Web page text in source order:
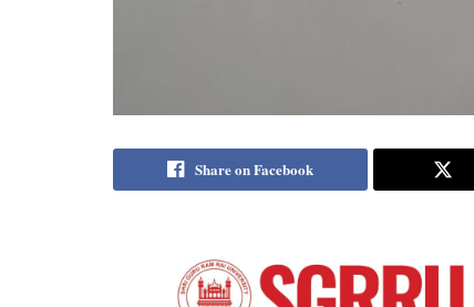
Share on Facebook